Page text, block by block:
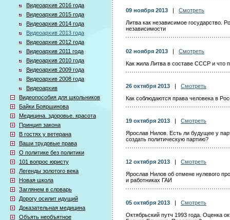
Видеоархив 2016 года
Видеоархив 2015 года
Видеоархив 2014 года
Видеоархив 2013 года
Видеоархив 2012 года
Видеоархив 2011 года
Видеоархив 2010 года
Видеоархив 2009 года
Видеоархив 2008 года
Видеоархив
Видеопособия для школьников
Байки Бояршинова
Медицина. здоровье. красота
Принцип закона
В гостях у ветерана
Ваши трудовые права
О политике без политики
101 вопрос юристу
Легенды золотого века
Новая школа
Заглянем в словарь
Дорогу осилит идущий
Доказательная медицина
Объять необъятное
09 ноября 2013
Смотреть
Литва как независимое государство.
независимости
02 ноября 2013
Смотреть
Как жила Литва в составе СССР и что
26 октября 2013
Смотреть
Как соблюдаются права человека в
19 октября 2013
Смотреть
Ярослав Нилов. Есть ли будущее у
создать политическую партию?
12 октября 2013
Смотреть
Ярослав Нилов об отмене нулевого
и работниках ГАИ
05 октября 2013
Смотреть
Октябрьский путч 1993 года. Оценка